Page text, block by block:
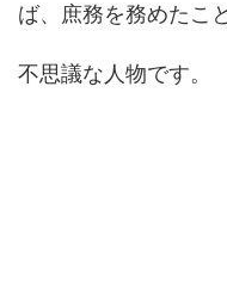
ば、庶務を務めたこ
不思議な人物です。